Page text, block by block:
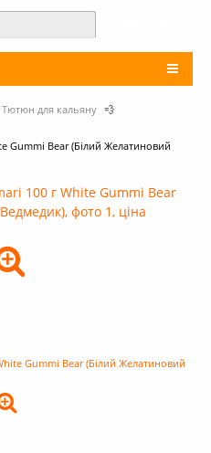
Тютюн для кальяну 💨
Gummi Bear (Білий Желатиновий